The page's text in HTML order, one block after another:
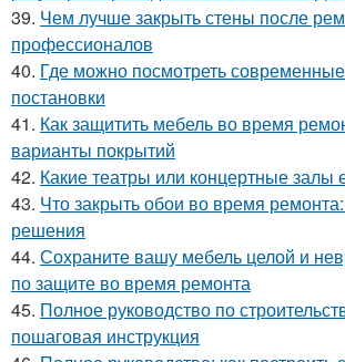
39. Чем лучше закрыть стены после
профессионалов
40. Где можно посмотреть
постановки
41. Как защитить мебель во время
варианты покрытий
42. Какие театры или концертные залы
43. Что закрыть обои во время
решения
44. Сохраните вашу мебель целой и
по защите во время ремонта
45. Полное руководство по
пошаговая инструкция